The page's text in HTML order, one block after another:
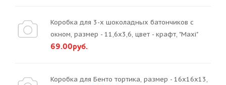
Коробка для 3-х шоколадных батончиков с
окном, размер - 11,6х3,6, цвет - крафт, "Maxi"
69.00руб.
Коробка для Бенто тортика, размер - 16х16х13,